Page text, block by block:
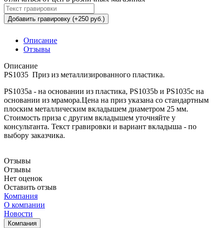
Добавить гравировку (+250 руб.)
Описание
Отзывы
Описание
PS1035 Приз из металлизированного пластика.
PS1035a - на основании из пластика, PS1035b и PS1035c на
основании из мрамора.Цена на приз указана со стандартным
плоским металлическим вкладышем диаметром 25 мм.
Стоимость приза с другим вкладышем уточняйте у
консультанта. Текст гравировки и вариант вкладыша - по
выбору заказчика.
Отзывы
Отзывы
Нет оценок
Оставить отзыв
Компания
О компании
Новости
Компания